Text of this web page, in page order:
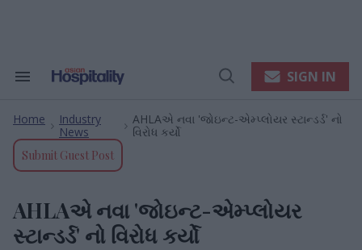
Search
Navigation
Open
SIGN IN
Home
Industry
News
AHLAએ નવા 'જોઇન્ટ-એમ્પ્લોયર સ્ટાન્ડર્ડ' નો
વિરોધ કર્યો
Submit Guest Post
AHLAએ નવા 'જોઇન્ટ-એમ્પ્લોયર
સ્ટાન્ડર્ડ' નો વિરોધ કર્યો